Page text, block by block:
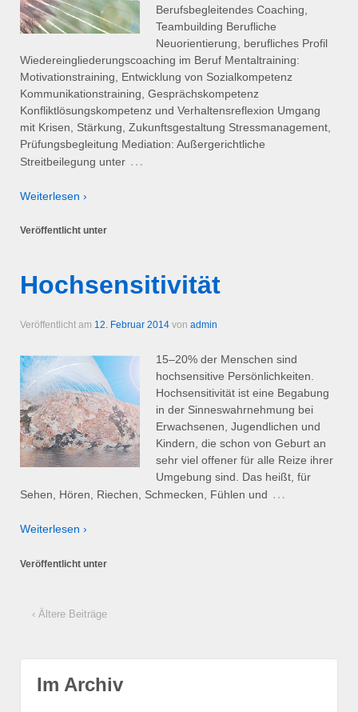
Berufsbegleitendes Coaching,
Teambuilding Berufliche
Neuorientierung, berufliches Profil
Wiedereingliederungscoaching im Beruf Mentaltraining:
Motivationstraining, Entwicklung von Sozialkompetenz
Kommunikationstraining, Gesprächskompetenz
Konfliktlösungskompetenz und Verhaltensreflexion Umgang
mit Krisen, Stärkung, Zukunftsgestaltung Stressmanagement,
Prüfungsbegleitung Mediation: Außergerichtliche
Streitbeilegung unter …
Weiterlesen ›
Veröffentlicht unter
Hochsensitivität
Veröffentlicht am 12. Februar 2014 von admin
15–20% der Menschen sind
hochsensitive Persönlichkeiten.
Hochsensitivität ist eine Begabung
in der Sinneswahrnehmung bei
Erwachsenen, Jugendlichen und
Kindern, die schon von Geburt an
sehr viel offener für alle Reize ihrer
Umgebung sind. Das heißt, für
Sehen, Hören, Riechen, Schmecken, Fühlen und …
Weiterlesen ›
Veröffentlicht unter
‹ Ältere Beiträge
Im Archiv